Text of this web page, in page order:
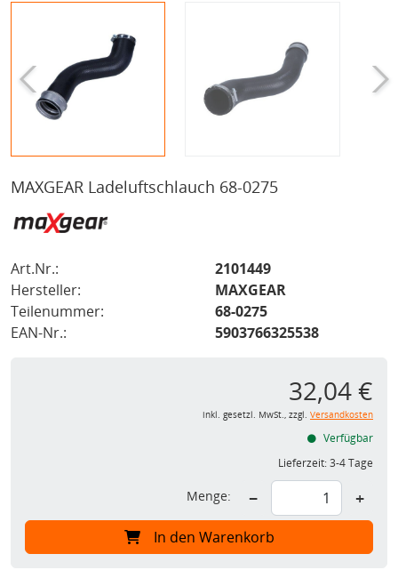
MAXGEAR Ladeluftschlauch 68-0275
Art.Nr.:
2101449
Hersteller:
MAXGEAR
Teilenummer:
68-0275
EAN-Nr.:
5903766325538
32,04 €
inkl. gesetzl. MwSt., zzgl. Versandkosten
Verfügbar
Lieferzeit:3-4 Tage
Menge: − +
In den Warenkorb